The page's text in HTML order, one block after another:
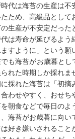
代は海苔の生産は不
ため、高級品として
生産が不安定だった
代は寿命が延びるよ
ますように」という願
も海苔がお歳暮と
れた時期しか採れま
採れた海苔は「初摘
わせやすく、おせち
朝食などで毎日のよ
、海苔がお歳暮に向い
好き嫌いされること